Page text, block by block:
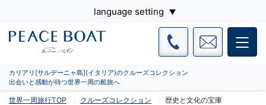
language setting
カリアリ[サルデーニャ島](イタリア)のクルーズコレクション
出会いと感動が待つ世界一周の船旅へ
世界一周旅行TOP クルーズコレクション 歴史と文化の宝庫